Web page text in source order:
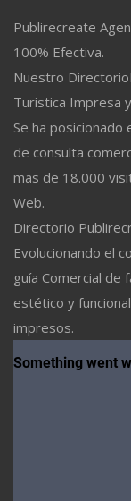
Publirecreate
100% Efectiva.
Nuestro
Turistica Impresa
Se ha
de consulta
mas de 18.000
Web.
Directorio
Evolucionando el
guía Comercial de
estético y
impresos.